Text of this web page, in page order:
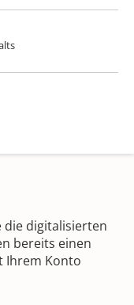
die digitalisierten
bereits einen
Ihrem Konto